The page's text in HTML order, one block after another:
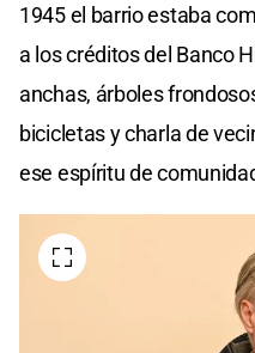
1945 el barrio estaba
a los créditos del Banco
anchas, árboles
bicicletas y charla de
ese espíritu de